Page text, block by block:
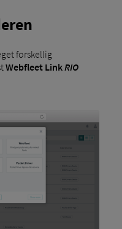
forskellig
Webfleet Link RIO